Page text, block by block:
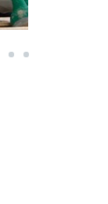
4 5